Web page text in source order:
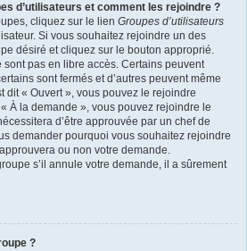
d’utilisateurs et comment les rejoindre ?
cliquez sur le lien Groupes d’utilisateurs
Si vous souhaitez rejoindre un des
désiré et cliquez sur le bouton approprié.
sont pas en libre accès. Certains peuvent
sont fermés et d’autres peuvent même
dit « Ouvert », vous pouvez le rejoindre
À la demande », vous pouvez rejoindre le
d’être approuvée par un chef de
demander pourquoi vous souhaitez rejoindre
ou non votre demande.
s’il annule votre demande, il a sûrement
?